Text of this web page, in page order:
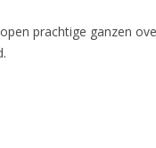
prachtige ganzen